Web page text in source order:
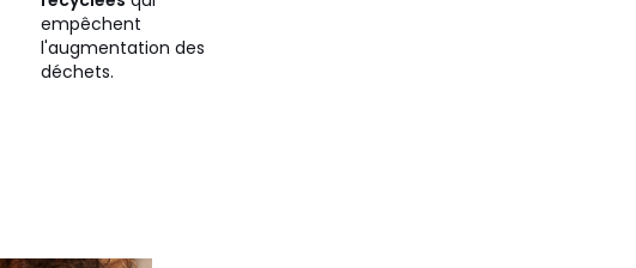
empêchent
l'augmentation des
déchets.